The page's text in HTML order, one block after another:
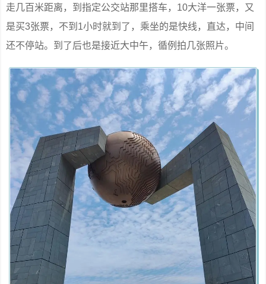
走几百米距离，到指定公交站那里搭车，10大洋一张票，又
是买3张票，不到1小时就到了，乘坐的是快线，直达，中间
还不停站。到了后也是接近大中午，循例拍几张照片。